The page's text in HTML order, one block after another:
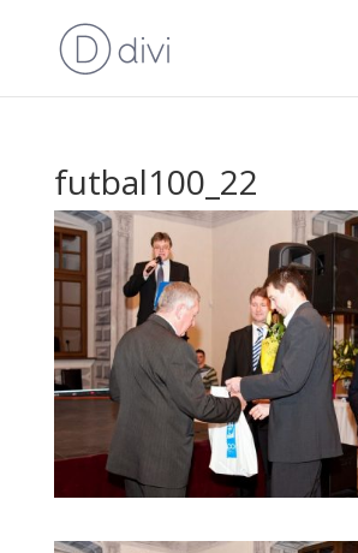
futbal100_22